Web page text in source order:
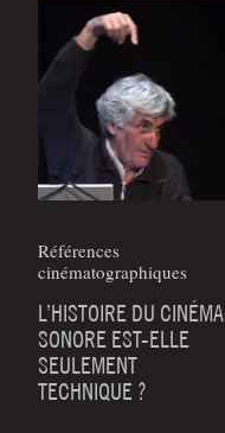
Références
cinématographiques
L’HISTOIRE DU CINÉMA
SONORE EST-ELLE
SEULEMENT
TECHNIQUE ?